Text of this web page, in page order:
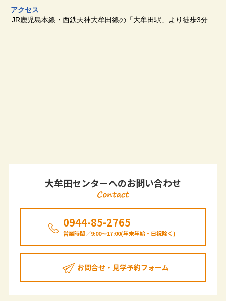
アクセス
JR鹿児島本線・西鉄天神大牟田線の「大牟田駅」より徒歩3分
大牟田センターへのお問い合わせ
0944-85-2765
営業時間／9:00～17:00(年末年始・日祝除く)
お問合せ・見学予約フォーム